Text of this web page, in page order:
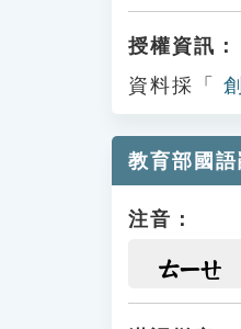
授權資訊：
資料採「
教育部國
注音：
ㄊㄧㄝ